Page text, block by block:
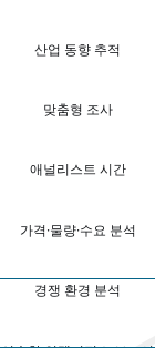
산업 동향 추적
맞춤형 조사
애널리스트 시간
가격·물량·수요 분석
경쟁 환경 분석